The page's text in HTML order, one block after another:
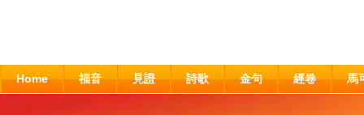
Home 福音 見證 詩歌 金句 經卷 馬